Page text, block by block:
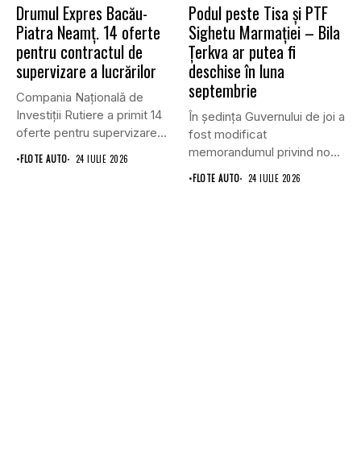
Drumul Expres Bacău-
Piatra Neamț. 14 oferte
pentru contractul de
supervizare a lucrărilor
Compania Națională de
Investiții Rutiere a primit 14
oferte pentru supervizarea
lucrărilor...
•FLOTE AUTO 24 IULIE 2026
Podul peste Tisa și PTF
Sighetu Marmației – Bila
Țerkva ar putea fi
deschise în luna
septembrie
În ședința Guvernului de joi a
fost modificat
memorandumul privind noul
punct...
•FLOTE AUTO 24 IULIE 2026